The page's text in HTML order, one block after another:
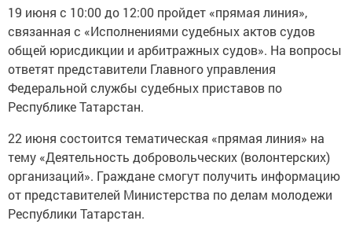
19 июня с 10:00 до 12:00 пройдет «прямая линия»,
связанная с «Исполнениями судебных актов судов
общей юрисдикции и арбитражных судов». На вопросы
ответят представители Главного управления
Федеральной службы судебных приставов по
Республике Татарстан.
22 июня состоится тематическая «прямая линия» на
тему «Деятельность добровольческих (волонтерских)
организаций». Граждане смогут получить информацию
от представителей Министерства по делам молодежи
Республики Татарстан.